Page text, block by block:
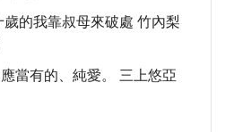
的我靠叔母來破處 竹內梨
當有的、純愛。 三上悠亞